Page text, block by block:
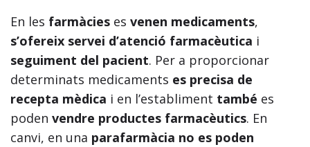
En les farmàcies es venen medicaments,
s’ofereix servei d’atenció farmacèutica i
seguiment del pacient. Per a proporcionar
determinats medicaments es precisa de
recepta mèdica i en l’establiment també es
poden vendre productes farmacèutics. En
canvi, en una parafarmàcia no es poden